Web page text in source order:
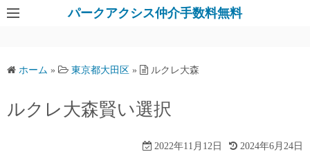
パークアクシス仲介手数料無料
ホーム » 東京都大田区 » ルクレ大森
ルクレ大森賢い選択
2022年11月12日 2024年6月24日